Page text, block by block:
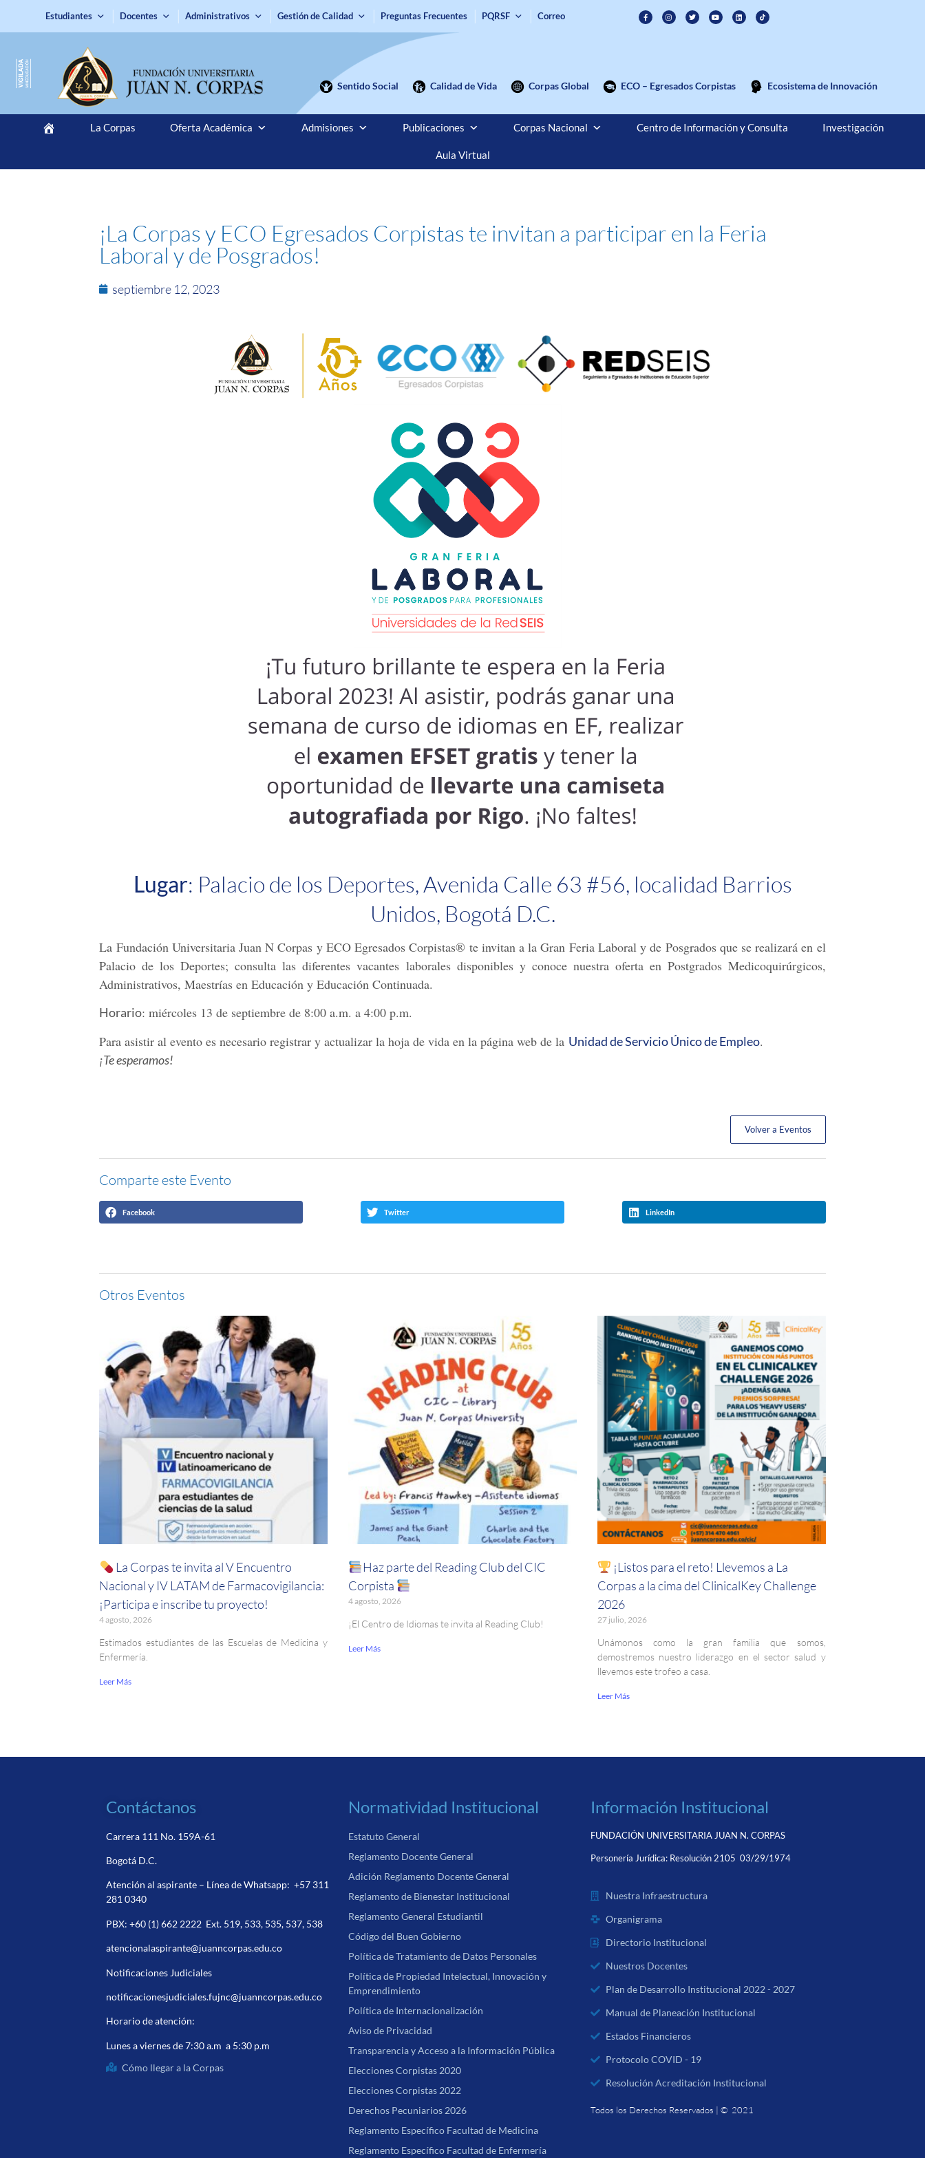
Estudiantes Docentes Administrativos Gestión de Calidad Preguntas Frecuentes PQRSF Correo
Sentido Social Calidad de Vida Corpas Global ECO – Egresados Corpistas Ecosistema de Innovación
La Corpas Oferta Académica Admisiones Publicaciones Corpas Nacional Centro de Información y Consulta Investigación
Aula Virtual
¡La Corpas y ECO Egresados Corpistas te invitan a participar en la Feria
Laboral y de Posgrados!
septiembre 12, 2023
Lugar: Palacio de los Deportes, Avenida Calle 63 #56, localidad Barrios
Unidos, Bogotá D.C.
La Fundación Universitaria Juan N Corpas y ECO Egresados Corpistas® te invitan a la Gran Feria Laboral y de Posgrados que se realizará en el
Palacio de los Deportes; consulta las diferentes vacantes laborales disponibles y conoce nuestra oferta en Postgrados Medicoquirúrgicos,
Administrativos, Maestrías en Educación y Educación Continuada.
Horario: miércoles 13 de septiembre de 8:00 a.m. a 4:00 p.m.
Para asistir al evento es necesario registrar y actualizar la hoja de vida en la página web de la Unidad de Servicio Único de Empleo.
¡Te esperamos!
Volver a Eventos
Comparte este Evento
Facebook Twitter LinkedIn
Otros Eventos
La Corpas te invita al V Encuentro
Nacional y IV LATAM de Farmacovigilancia:
¡Participa e inscribe tu proyecto!
4 agosto, 2026
Estimados estudiantes de las Escuelas de Medicina y
Enfermería.
Leer Más
Haz parte del Reading Club del CIC
Corpista
4 agosto, 2026
¡El Centro de Idiomas te invita al Reading Club!
Leer Más
¡Listos para el reto! Llevemos a La
Corpas a la cima del ClinicalKey Challenge
2026
27 julio, 2026
Unámonos como la gran familia que somos,
demostremos nuestro liderazgo en el sector salud y
llevemos este trofeo a casa.
Leer Más
Contáctanos
Carrera 111 No. 159A-61
Bogotá D.C.
Atención al aspirante – Línea de Whatsapp:+57 311
281 0340
PBX:+60 (1) 662 2222 Ext. 519, 533, 535, 537, 538
atencionalaspirante@juanncorpas.edu.co
Notificaciones Judiciales
notificacionesjudiciales.fujnc@juanncorpas.edu.co
Horario de atención:
Lunes a viernes de 7:30 a.m a 5:30 p.m
Cómo llegar a la Corpas
Normatividad Institucional
Estatuto General
Reglamento Docente General
Adición Reglamento Docente General
Reglamento de Bienestar Institucional
Reglamento General Estudiantil
Código del Buen Gobierno
Política de Tratamiento de Datos Personales
Política de Propiedad Intelectual, Innovación y
Emprendimiento
Política de Internacionalización
Aviso de Privacidad
Transparencia y Acceso a la Información Pública
Elecciones Corpistas 2020
Elecciones Corpistas 2022
Derechos Pecuniarios 2026
Reglamento Específico Facultad de Medicina
Reglamento Específico Facultad de Enfermería
Información Institucional
FUNDACIÓN UNIVERSITARIA JUAN N. CORPAS
Personería Jurídica: Resolución 2105 03/29/1974
Nuestra Infraestructura
Organigrama
Directorio Institucional
Nuestros Docentes
Plan de Desarrollo Institucional 2022 - 2027
Manual de Planeación Institucional
Estados Financieros
Protocolo COVID - 19
Resolución Acreditación Institucional
Todos los Derechos Reservados | © 2021